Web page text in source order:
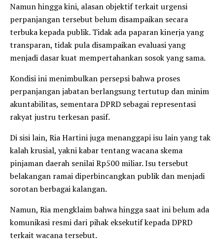
Namun hingga kini, alasan objektif terkait urgensi
perpanjangan tersebut belum disampaikan secara
terbuka kepada publik. Tidak ada paparan kinerja yang
transparan, tidak pula disampaikan evaluasi yang
menjadi dasar kuat mempertahankan sosok yang sama.
Kondisi ini menimbulkan persepsi bahwa proses
perpanjangan jabatan berlangsung tertutup dan minim
akuntabilitas, sementara DPRD sebagai representasi
rakyat justru terkesan pasif.
Di sisi lain, Ria Hartini juga menanggapi isu lain yang tak
kalah krusial, yakni kabar tentang wacana skema
pinjaman daerah senilai Rp500 miliar. Isu tersebut
belakangan ramai diperbincangkan publik dan menjadi
sorotan berbagai kalangan.
Namun, Ria mengklaim bahwa hingga saat ini belum ada
komunikasi resmi dari pihak eksekutif kepada DPRD
terkait wacana tersebut.